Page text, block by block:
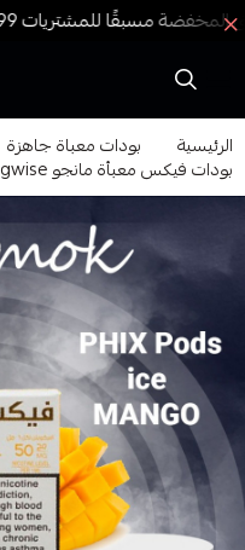
الرئيسية بودات معباة جاهزة
بودات فيكس معبأة مانجو Pods Fix Packed Mangwise